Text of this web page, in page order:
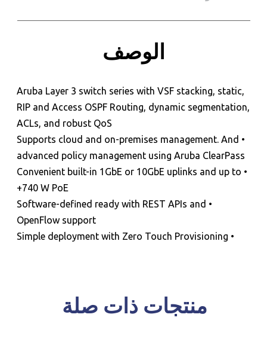
الوصف
Aruba Layer 3 switch series with VSF stacking, static,
RIP and Access OSPF Routing, dynamic segmentation,
ACLs, and robust QoS
• Supports cloud and on-premises management. And
advanced policy management using Aruba ClearPass
• Convenient built-in 1GbE or 10GbE uplinks and up to
740 W PoE+
• Software-defined ready with REST APIs and
OpenFlow support
• Simple deployment with Zero Touch Provisioning
منتجات ذات صلة
للحجز و الاستعلام